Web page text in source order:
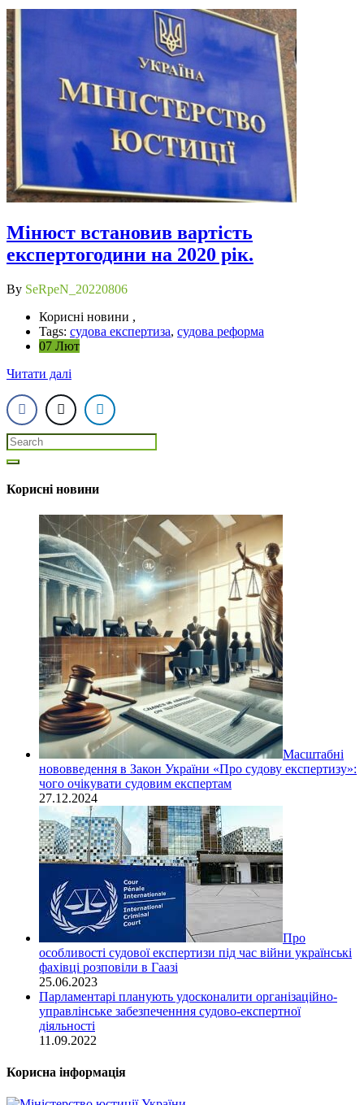
Мінюст встановив вартість
експертогодини на 2020 рік.
By SeRpeN_20220806
Корисні новини ,
Tags: судова експертиза, судова реформа
07 Лют
Читати далі
Корисні новини
Масштабні
нововведення в Закон України «Про судову експертизу»:
чого очікувати судовим експертам
27.12.2024
Про
особливості судової експертизи під час війни українські
фахівці розповіли в Гаазі
25.06.2023
Парламентарі планують удосконалити організаційно-
управлінське забезпеченння судово-експертної
діяльності
11.09.2022
Корисна інформація